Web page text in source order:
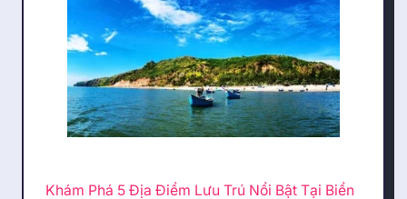
Khám Phá 5 Địa Điểm Lưu Trú Nổi Bật Tại Biển